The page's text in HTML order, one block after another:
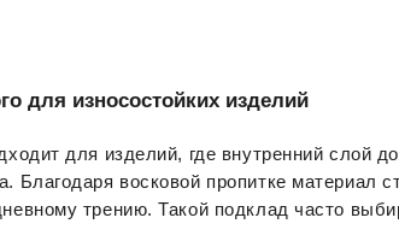
для износостойких изделий
для изделий, где внутренний слой
Благодаря восковой пропитке материал
трению. Такой подклад часто